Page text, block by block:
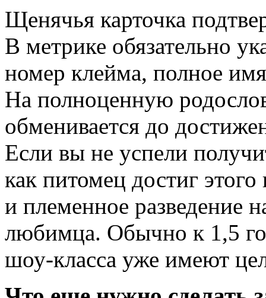
Щенячья карточка
В метрике обязательно
номер клейма, полное
На полноценную
обменивается до
Если вы не успели
как питомец достиг
и племенное разведение
любимца. Обычно к 1,5
шоу-класса уже имеют